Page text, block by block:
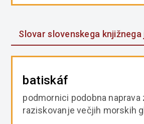
Slovar slovenskega knjižnega
batiskáf
podmornici podobna naprava
raziskovanje večjih morskih